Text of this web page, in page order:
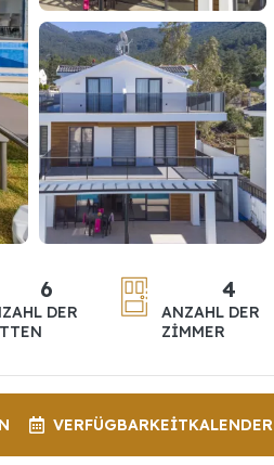
6
DER
4
ANZAHL DER
ZIMMER
VERFÜGBARKEITKALENDER